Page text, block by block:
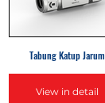
Tabung Katup Jarum
View in detail